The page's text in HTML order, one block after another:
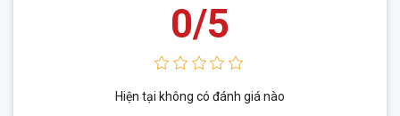
0/5
Hiện tại không có đánh giá nào